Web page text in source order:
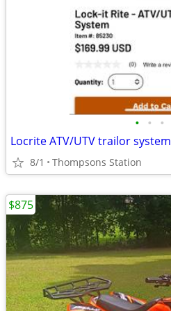
• • •
Locrite ATV/UTV trailor system
8/1 Thompsons Station
$875